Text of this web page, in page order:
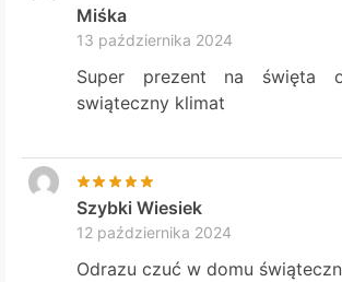
Miśka
13 października 2024
Super prezent na święta
swiąteczny klimat
Szybki Wiesiek
12 października 2024
Odrazu czuć w domu